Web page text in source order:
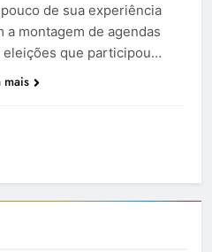
de sua experiência
a montagem de agendas
eleições que participou…
mais